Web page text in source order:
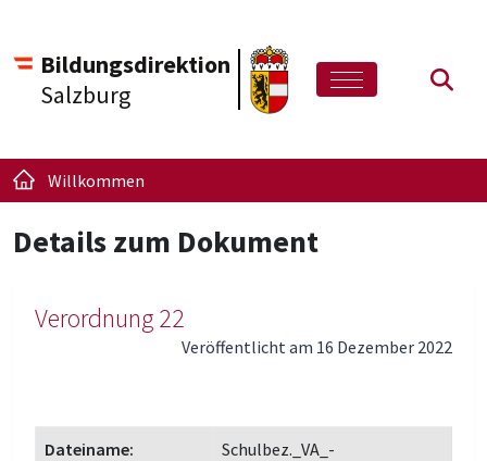
Bildungsdirektion
Salzburg
Willkommen
Details zum Dokument
Verordnung 22
Veröffentlicht am 16 Dezember 2022
Dateiname:
Schulbez._VA_-